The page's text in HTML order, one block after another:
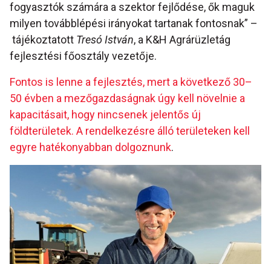
fogyasztók számára a szektor fejlődése, ők maguk
milyen továbblépési irányokat tartanak fontosnak” –
tájékoztatott Tresó István, a K&H Agrárüzletág
fejlesztési főosztály vezetője.
Fontos is lenne a fejlesztés, mert a következő 30–
50 évben a mezőgazdaságnak úgy kell növelnie a
kapacitásait, hogy nincsenek jelentős új
földterületek. A rendelkezésre álló területeken kell
egyre hatékonyabban dolgoznunk.